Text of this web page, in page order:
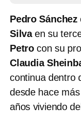
Pedro Sánchez
Silvaen su
Petro con su
Claudia
continua dentro
desde hace
años viviendo